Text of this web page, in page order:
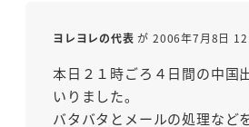
ヨレヨレの代表 が 2006年7月8日
本日２１時ごろ４日間の中国
いりました｡
バタバタとメールの処理など